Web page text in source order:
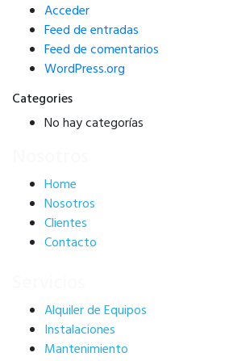
Acceder
Feed de entradas
Feed de comentarios
WordPress.org
Categories
No hay categorías
Home
Nosotros
Clientes
Contacto
Alquiler de Equipos
Instalaciones
Mantenimiento